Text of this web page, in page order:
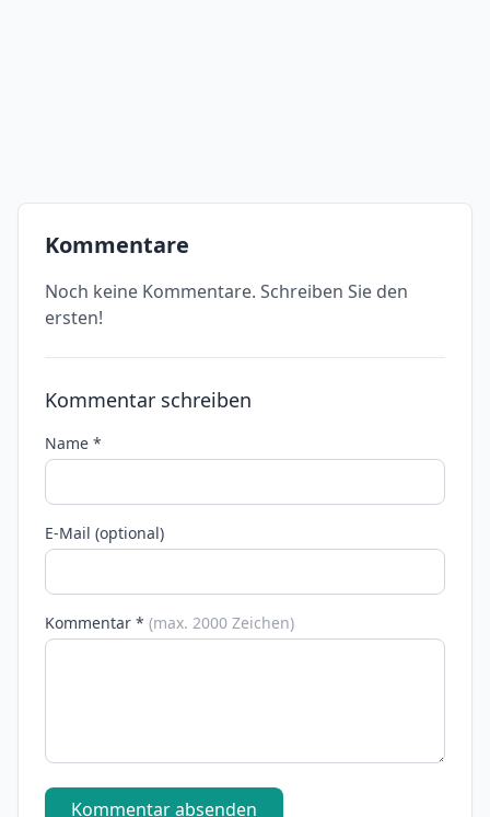
Kommentare
Noch keine Kommentare. Schreiben Sie den
ersten!
Kommentar schreiben
Name *
E-Mail (optional)
Kommentar * (max. 2000 Zeichen)
Kommentar absenden